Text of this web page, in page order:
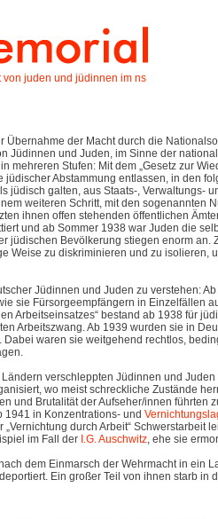
von juden und jüdinnen im ns
Übernahme der Macht durch die
Jüdinnen und Juden, im Sinne der
mehreren Stufen: Mit dem „Gesetz zur
jüdischer Abstammung entlassen, in den
jüdisch galten, aus Staats-, Verwaltungs-
weiteren Schritt, mit den sogenannten
ihnen offen stehenden öffentlichen
und ab Sommer 1938 war Juden die
jüdischen Bevölkerung stiegen enorm an.
Weise zu diskriminieren und zu isolieren,
Jüdinnen und Juden zu verstehen:
sie Fürsorgeempfängern in Einzelfällen
Arbeitseinsatzes“ bestand ab 1938 für
Arbeitszwang. Ab 1939 wurden sie in
waren sie weitgehend rechtlos,
verschleppten Jüdinnen und
wo meist schreckliche Zustände
und Brutalität der Aufseher/innen führten
in Konzentrations- und
durch Arbeit“ Schwerstarbeit
im Fall der I.G. Auschwitz, ehe sie
dem Einmarsch der Wehrmacht in ein
Ein großer Teil von ihnen starb in